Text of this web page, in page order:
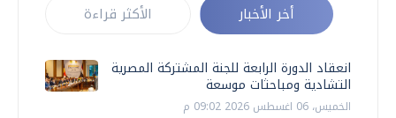
أخر الأخبار الأكثر قراءة
انعقاد الدورة الرابعة للجنة المشتركة المصرية
التشادية ومباحثات موسعة
الخميس، 06 اغسطس 2026 09:02 م